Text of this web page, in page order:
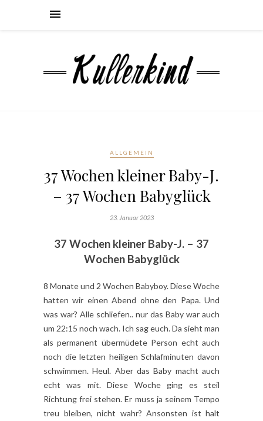
ALLGEMEIN
37 Wochen kleiner Baby-J.
– 37 Wochen Babyglück
23. Januar 2023
37 Wochen kleiner Baby-J. – 37
Wochen Babyglück
8 Monate und 2 Wochen Babyboy. Diese Woche
hatten wir einen Abend ohne den Papa. Und
was war? Alle schliefen.. nur das Baby war auch
um 22:15 noch wach. Ich sag euch. Da sieht man
als permanent übermüdete Person echt auch
noch die letzten heiligen Schlafminuten davon
schwimmen. Heul. Aber das Baby macht auch
echt was mit. Diese Woche ging es steil
Richtung frei stehen. Er muss ja seinem Tempo
treu bleiben, nicht wahr? Ansonsten ist halt